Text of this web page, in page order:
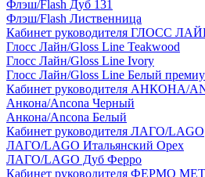
Флэш/Flash Дуб 131
Флэш/Flash Лиственница
Кабинет руководителя ГЛОСС
Глосс Лайн/Gloss Line Teakwood
Глосс Лайн/Gloss Line Ivory
Глосс Лайн/Gloss Line Белый
Кабинет руководителя АНКОНА/
Анкона/Ancona Черный
Анкона/Ancona Белый
Кабинет руководителя ЛАГО/LAGO
ЛАГО/LAGO Итальянский Орех
ЛАГО/LAGO Дуб Ферро
Кабинет руководителя ФЕРМО